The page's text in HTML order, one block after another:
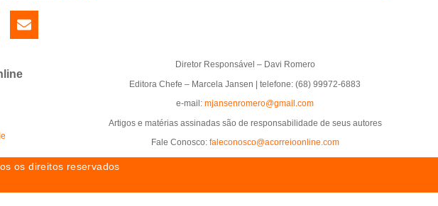
Diretor Responsável – Davi Romero
Editora Chefe – Marcela Jansen | telefone: (68) 99972-6883
e-mail: mjansenromero@gmail.com
Artigos e matérias assinadas são de responsabilidade de seus autores
Fale Conosco: faleconosco@acorreioonline.com
os direitos reservados